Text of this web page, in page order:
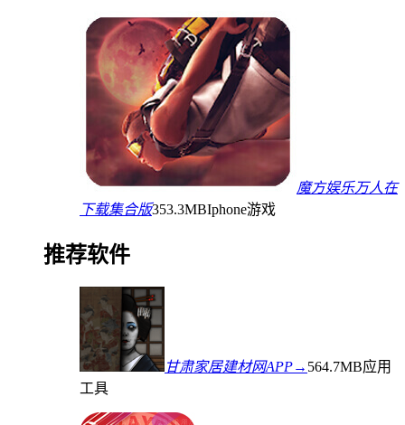
魔方娱乐万人在
下载集合版353.3MBIphone游戏
推荐软件
甘肃家居建材网APP→ 564.7MB应用
工具